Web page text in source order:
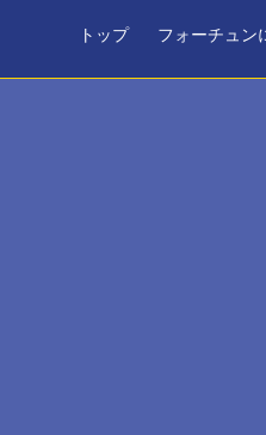
トップ フォーチュン